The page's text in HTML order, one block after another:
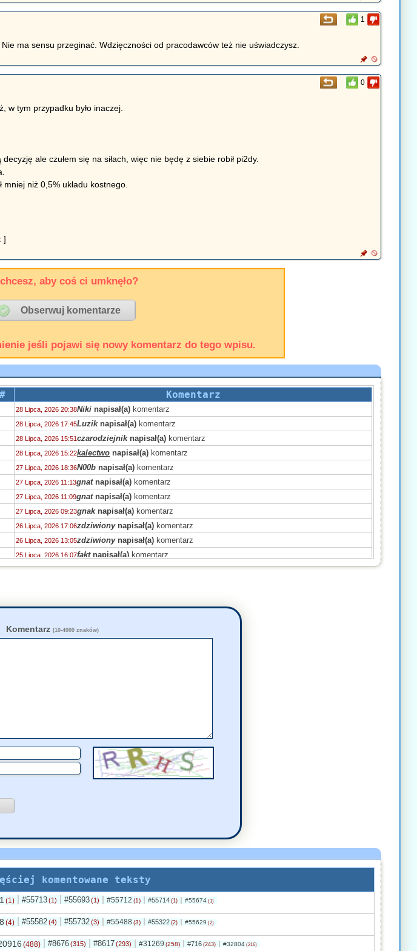
1
ma sensu przeginać. Wdzięczności od pracodawców też nie uświadczysz.
0
w tym przypadku było inaczej.
ale czułem się na siłach, więc nie będę z siebie robił pi2dy.
niż 0,5% układu kostnego.
]
aby coś ci umknęło?
jeśli pojawi się nowy komentarz do tego wpisu.
Komentarz
28 Lipca, 2026 20:38Niki napisał(a) komentarz
28 Lipca, 2026 17:45Luziknapisał(a) komentarz
28 Lipca, 2026 15:51czarodziejniknapisał(a) komentarz
28 Lipca, 2026 15:22kalectwo napisał(a) komentarz
27 Lipca, 2026 18:36N00b napisał(a) komentarz
27 Lipca, 2026 11:13gnatnapisał(a) komentarz
27 Lipca, 2026 11:09gnatnapisał(a) komentarz
27 Lipca, 2026 09:23gnaknapisał(a) komentarz
26 Lipca, 2026 17:06zdziwionynapisał(a) komentarz
26 Lipca, 2026 13:05zdziwionynapisał(a) komentarz
25 Lipca, 2026 16:07faktnapisał(a) komentarz
24 Lipca, 2026 22:11zdziwionynapisał(a)komentarz
23 Lipca, 2026 05:31KRPH
Komentarz (10-4000 znaków)
komentowane teksty
(1) #55713 (1) #55693 (1) #55712 (1) #55714 (1) #55674 (1)
(4) #55582 (4) #55732 (3) #55488 (3) #55322 (2) #55629 (2)
(488) #8676 (315) #8617 (293) #31269 (258) #716 (243) #32804 (216)